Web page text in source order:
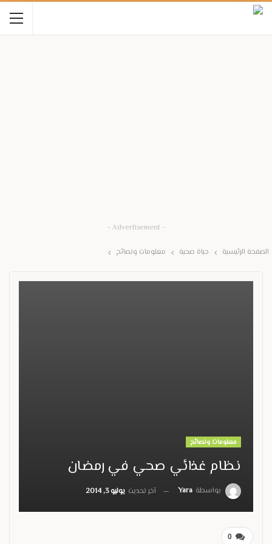
- Advertisement -
الصفحة الرئيسية حياة صحية معلومات ونصائح
معلومات ونصائح
نظام غذائي صحي في رمضان
بواسطة Yara آخر تحديث يوليو 3, 2014
0